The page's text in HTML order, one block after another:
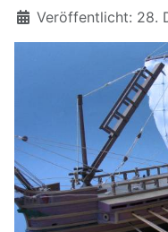
Details
Veröffentlicht: 28.